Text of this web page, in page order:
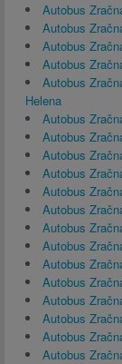
Autobus
Autobus
Autobus
Autobus
Autobus
Helena
Autobus
Autobus
Autobus
Autobus
Autobus
Autobus
Autobus
Autobus
Autobus
Autobus
Autobus
Autobus
Autobus
Autobus